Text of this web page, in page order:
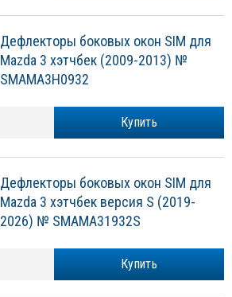
Дефлекторы боковых окон SIM для
Mazda 3 хэтчбек (2009-2013) №
SMAMA3H0932
Купить
Дефлекторы боковых окон SIM для
Mazda 3 хэтчбек версия S (2019-
2026) № SMAMA31932S
Купить